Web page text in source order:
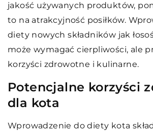
jakość używanych produktów,
to na atrakcyjność posiłków.
diety nowych składników jak
może wymagać cierpliwości, ale
korzyści zdrowotne i kulinarne.
Potencjalne korzyści
dla kota
Wprowadzenie do diety kota